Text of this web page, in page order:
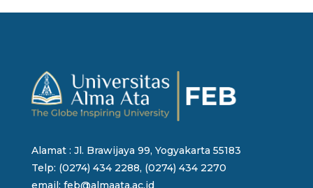
Alamat : Jl. Brawijaya 99, Yogyakarta 55183
Telp: (0274) 434 2288, (0274) 434 2270
email: feb@almaata.ac.id